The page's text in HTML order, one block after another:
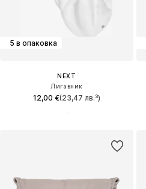
5 в опаковка
NEXT
Лигавник
12,00 €(23,47 лв.³)